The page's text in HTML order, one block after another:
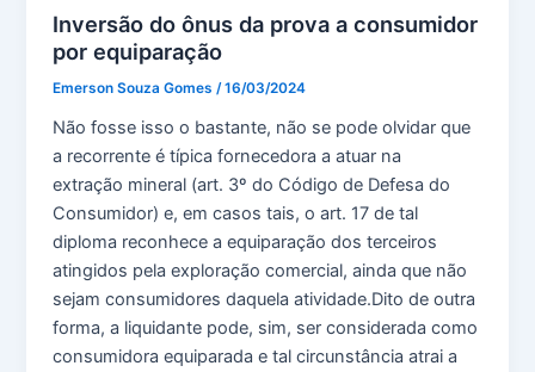
Inversão do ônus da prova a consumidor
por equiparação
Emerson Souza Gomes/16/03/2024
Não fosse isso o bastante, não se pode olvidar que
a recorrente é típica fornecedora a atuar na
extração mineral (art. 3º do Código de Defesa do
Consumidor) e, em casos tais, o art. 17 de tal
diploma reconhece a equiparação dos terceiros
atingidos pela exploração comercial, ainda que não
sejam consumidores daquela atividade.Dito de outra
forma, a liquidante pode, sim, ser considerada como
consumidora equiparada e tal circunstância atrai a